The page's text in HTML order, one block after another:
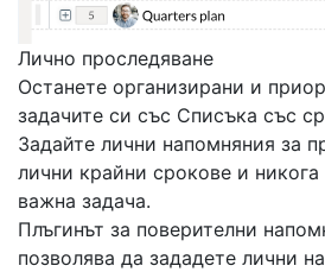
Лично проследяване
Останете организирани и
задачите си със Списъка със
Задайте лични напомняния за
лични крайни срокове и никога
важна задача.
Плъгинът за поверителни
позволява да зададете лични